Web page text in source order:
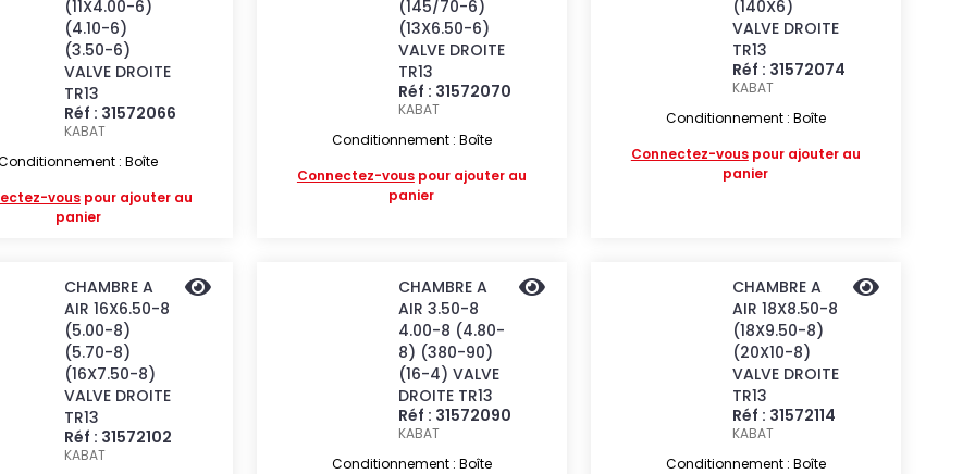
(11X4.00-6)
(4.10-6)
(3.50-6)
VALVE DROITE
TR13
Réf : 31572066
KABAT
: Boîte
vous pour ajouter au
panier
(145/70-6)
(13X6.50-6)
VALVE DROITE
TR13
Réf : 31572070
KABAT
Conditionnement : Boîte
Connectez-vouspour ajouter au
panier
(140X6)
VALVE DROITE
TR13
Réf : 31572074
KABAT
Conditionnement : Boîte
Connectez-vouspour ajouter au
panier
CHAMBRE A
AIR 16X6.50-8
(5.00-8)
(5.70-8)
(16X7.50-8)
VALVE DROITE
TR13
Réf : 31572102
KABAT
CHAMBRE A
AIR 3.50-8
4.00-8 (4.80-
8) (380-90)
(16-4) VALVE
DROITE TR13
Réf : 31572090
KABAT
Conditionnement : Boîte
CHAMBRE A
AIR 18X8.50-8
(18X9.50-8)
(20X10-8)
VALVE DROITE
TR13
Réf : 31572114
KABAT
Conditionnement : Boîte